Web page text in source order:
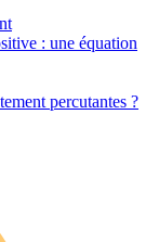
: une équation
percutantes ?